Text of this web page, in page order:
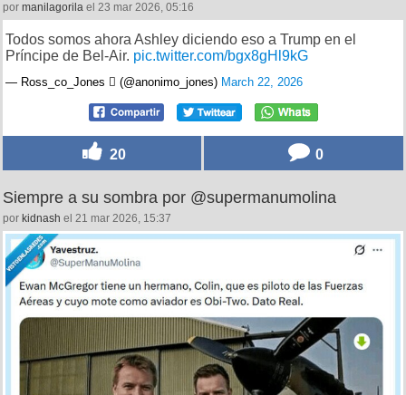
por manilagorila el 23 mar 2026, 05:16
Todos somos ahora Ashley diciendo eso a Trump en el
Príncipe de Bel-Air. pic.twitter.com/bgx8gHl9kG
— Ross_co_Jones  (@anonimo_jones) March 22, 2026
20 0
Siempre a su sombra por @supermanumolina
por kidnash el 21 mar 2026, 15:37